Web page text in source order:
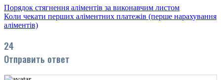
Порядок стягнення аліментів за виконавчим листом
Коли чекати перших аліментних платежів (перше нарахування
аліментів)
24
Отправить ответ